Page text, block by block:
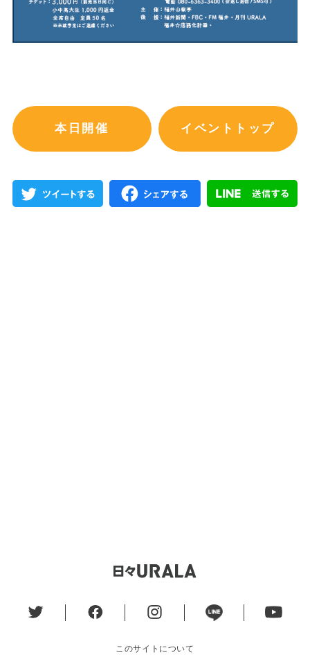
本日開催 イベントトップ
このサイトについて